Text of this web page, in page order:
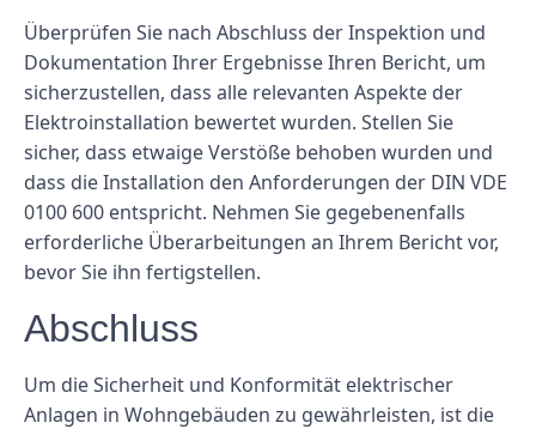
Überprüfen Sie nach Abschluss der Inspektion und
Dokumentation Ihrer Ergebnisse Ihren Bericht, um
sicherzustellen, dass alle relevanten Aspekte der
Elektroinstallation bewertet wurden. Stellen Sie
sicher, dass etwaige Verstöße behoben wurden und
dass die Installation den Anforderungen der DIN VDE
0100 600 entspricht. Nehmen Sie gegebenenfalls
erforderliche Überarbeitungen an Ihrem Bericht vor,
bevor Sie ihn fertigstellen.
Abschluss
Um die Sicherheit und Konformität elektrischer
Anlagen in Wohngebäuden zu gewährleisten, ist die